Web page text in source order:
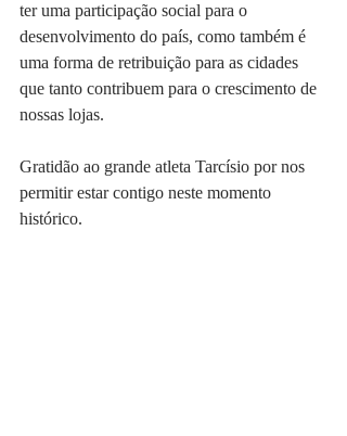
ter uma participação social para o
desenvolvimento do país, como também é
uma forma de retribuição para as cidades
que tanto contribuem para o crescimento de
nossas lojas.
Gratidão ao grande atleta Tarcísio por nos
permitir estar contigo neste momento
histórico.